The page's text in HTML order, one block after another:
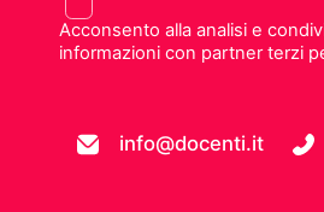
Acconsento alla analisi e
informazioni con partner terzi
info@docenti.it